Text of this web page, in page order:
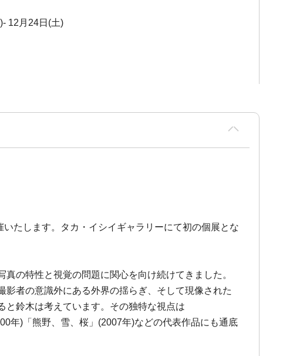
12月24日(土)
たします。タカ・イシイギャラリーにて初の個展とな
の特性と視覚の問題に関心を向け続けてきました。
者の意識外にある外界の揺らぎ、そして現像された
と鈴木は考えています。その独特な視点は
年)「熊野、雪、桜」(2007年)などの代表作品にも通底